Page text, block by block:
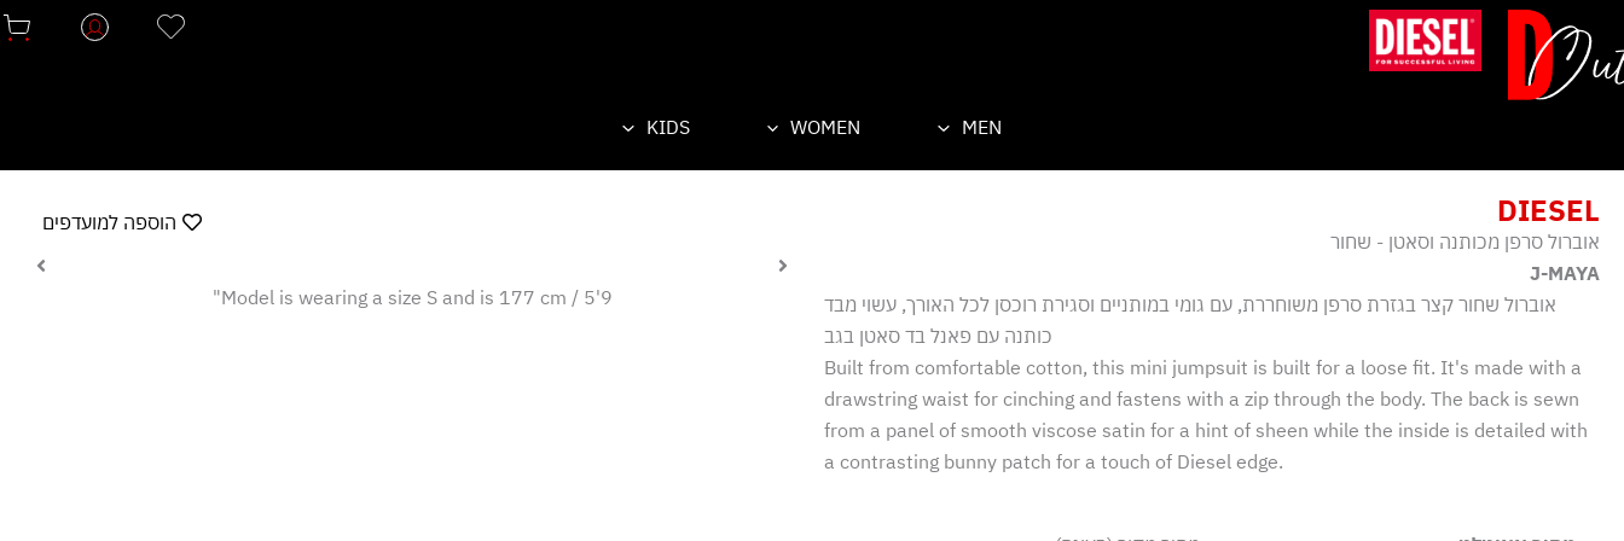
לתוכן
MEN
WOMEN
KIDS
DIESEL
אוברול סרפן מכותנה וסאטן - שחור
J-MAYA
אוברול שחור קצר בגזרת סרפן משוחררת, עם גומי במותניים וסגירת רוכסן לכל האורך, עשוי מבד
כותנה עם פאנל בד סאטן בגב
Built from comfortable cotton, this mini jumpsuit is built for a loose fit. It's made with a
drawstring waist for cinching and fastens with a zip through the body. The back is sewn
from a panel of smooth viscose satin for a hint of sheen while the inside is detailed with
a contrasting bunny patch for a touch of Diesel edge.
הוספה למועדפים
Model is wearing a size S and is 177 cm / 5'9"